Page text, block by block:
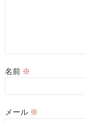
名前 ※
メール ※